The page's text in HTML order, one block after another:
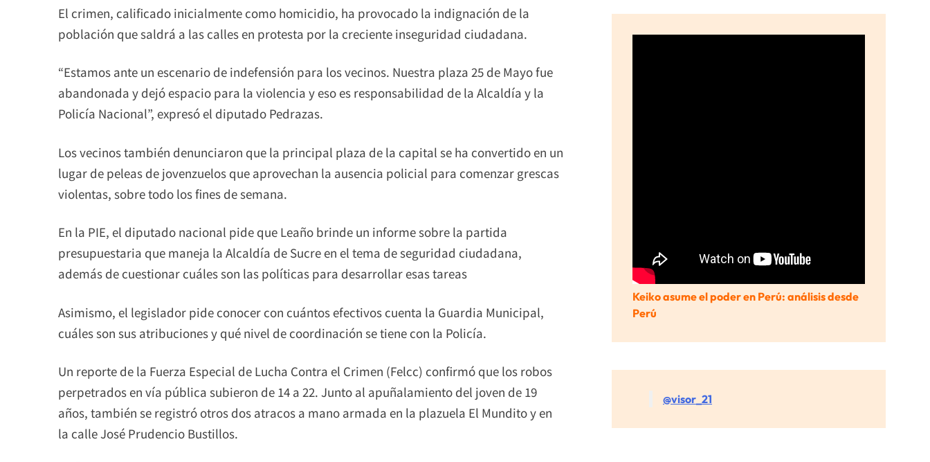
El crimen, calificado inicialmente como homicidio, ha provocado la indignación de la
población que saldrá a las calles en protesta por la creciente inseguridad ciudadana.
“Estamos ante un escenario de indefensión para los vecinos. Nuestra plaza 25 de Mayo fue
abandonada y dejó espacio para la violencia y eso es responsabilidad de la Alcaldía y la
Policía Nacional”, expresó el diputado Pedrazas.
Los vecinos también denunciaron que la principal plaza de la capital se ha convertido en un
lugar de peleas de jovenzuelos que aprovechan la ausencia policial para comenzar grescas
violentas, sobre todo los fines de semana.
En la PIE, el diputado nacional pide que Leaño brinde un informe sobre la partida
presupuestaria que maneja la Alcaldía de Sucre en el tema de seguridad ciudadana,
además de cuestionar cuáles son las políticas para desarrollar esas tareas
Asimismo, el legislador pide conocer con cuántos efectivos cuenta la Guardia Municipal,
cuáles son sus atribuciones y qué nivel de coordinación se tiene con la Policía.
Un reporte de la Fuerza Especial de Lucha Contra el Crimen (Felcc) confirmó que los robos
perpetrados en vía pública subieron de 14 a 22. Junto al apuñalamiento del joven de 19
años, también se registró otros dos atracos a mano armada en la plazuela El Mundito y en
la calle José Prudencio Bustillos.
Keiko asume el poder en Perú: análisis desde
Perú
@visor_21